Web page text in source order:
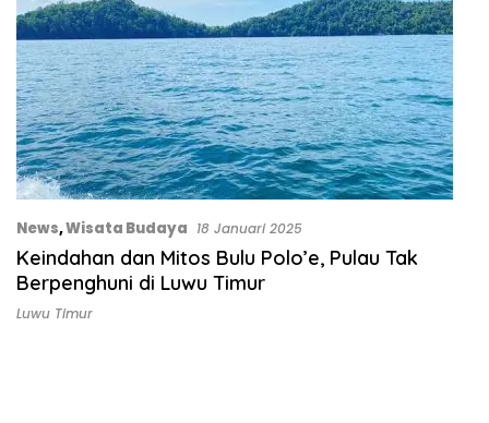
News,Wisata Budaya 18 Januari 2025
Keindahan dan Mitos Bulu Polo’e, Pulau Tak
Berpenghuni di Luwu Timur
Luwu Timur